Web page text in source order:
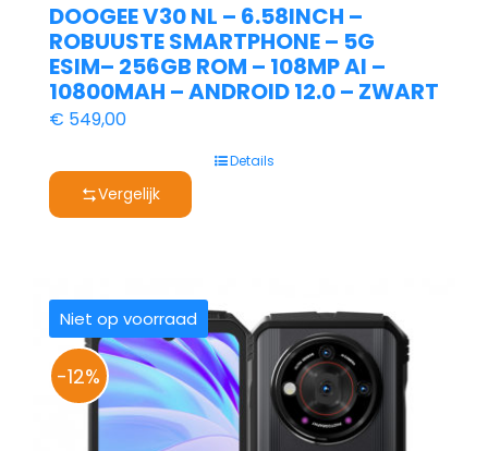
DOOGEE V30 NL – 6.58INCH –
ROBUUSTE SMARTPHONE – 5G
ESIM– 256GB ROM – 108MP AI –
10800MAH – ANDROID 12.0 – ZWART
€ 549,00
Details
Vergelijk
Niet op voorraad
-12%